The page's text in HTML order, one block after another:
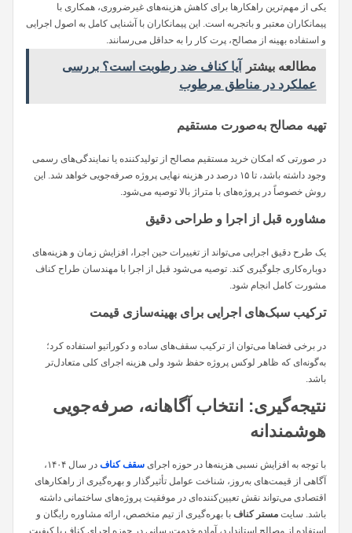
یکی از مهم‌ترین راهکارها برای کاهش هزینه‌های غیرضروری، همکاری با
پیمانکاران معتبر و باتجربه است. این پیمانکاران با آشنایی کامل به اصول اجرایی
و استفاده بهینه از مصالح، پرت کار را به حداقل می‌رسانند.
مطالعه بیشتر
آیا کناف ضد رطوبت است؟ بررسی
عملکرد در مناطق مرطوب
تهیه مصالح به‌صورت مستقیم
در صورتی که امکان خرید مستقیم مصالح از تولیدکننده یا نمایندگی‌های رسمی
وجود داشته باشد، تا ۱۵ درصد در هزینه نهایی پروژه صرفه‌جویی خواهد شد. این
روش خصوصاً در پروژه‌های با متراژ بالا توصیه می‌شود.
مشاوره قبل از اجرا و طراحی دقیق
یک طرح دقیق اجرایی می‌تواند از تغییرات حین اجرا، افزایش زمان و هزینه‌های
دوباره‌کاری جلوگیری کند. توصیه می‌شود قبل از اجرا با مهندسان طراح کناف
مشورت کامل انجام شود.
ترکیب سبک‌های اجرایی برای بهینه‌سازی قیمت
در برخی فضاها می‌توان از ترکیب سقف‌های ساده و دکوراتیو استفاده کرد؛
به‌گونه‌ای که ظاهر لوکس پروژه حفظ شود ولی هزینه اجرای کلی متعادل‌تر
باشد.
نتیجه‌گیری: انتخاب آگاهانه، صرفه‌جویی
هوشمندانه
با توجه به افزایش نسبی هزینه‌ها در حوزه اجرای سقف کناف
در سال ۱۴۰۴،
آگاهی از قیمت‌های به‌روز، شناخت عوامل تأثیرگذار و بهره‌گیری از راهکارهای
اقتصادی می‌تواند نقش تعیین‌کننده‌ای در موفقیت پروژه‌های ساختمانی داشته
باشد. سایت مستر کناف با بهره‌گیری از تیم متخصص، ارائه مشاوره رایگان و
استفاده از مصالح استاندارد، آماده خدمت‌رسانی در حوزه اجرای کناف با کیفیت